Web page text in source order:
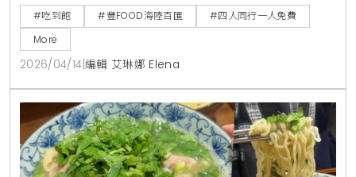
眾化，主題性的季節料理結合視覺互動體驗，已成為消
費者選擇百匯的關鍵考量，這不僅提升了餐飲的趣味
性，更能透過專業技藝展示，確立品牌在海味料理上的
職人權威。
#吃到飽 #豐FOOD海陸百匯
#四人同行一人免費
More
2026/04/14 編輯 艾琳娜 Elena